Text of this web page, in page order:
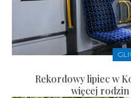
Rekordowy lipiec w
więcej